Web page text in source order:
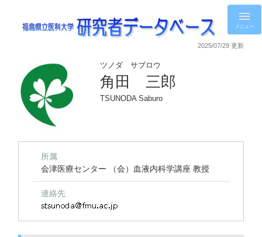
メニュー
2025/07/29 更新
ツノダ サブロウ
角田 三郎
TSUNODA Saburo
所属
会津医療センター （会）血液内科学講座 教授
連絡先